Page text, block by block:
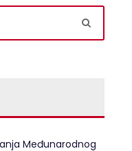
Međunarodnog